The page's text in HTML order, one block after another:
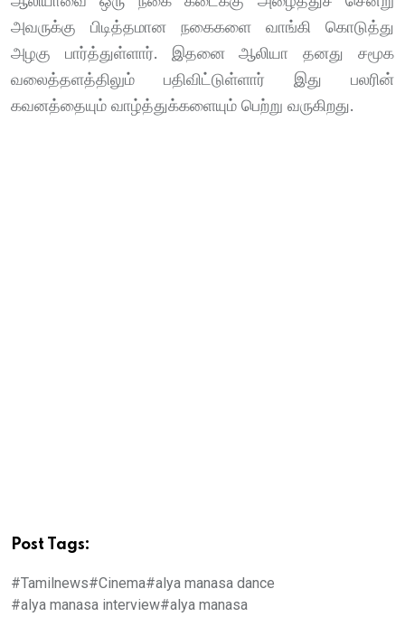
அவருக்கு பிடித்தமான நகைகளை வாங்கி கொடுத்து
அழகு பார்த்துள்ளார். இதனை ஆலியா தனது சமூக
வலைத்தளத்திலும் பதிவிட்டுள்ளார் இது பலரின்
கவனத்தையும் வாழ்த்துக்களையும் பெற்று வருகிறது.
Post Tags:
#Tamilnews#Cinema#alya manasa dance
#alya manasa interview#alya manasa